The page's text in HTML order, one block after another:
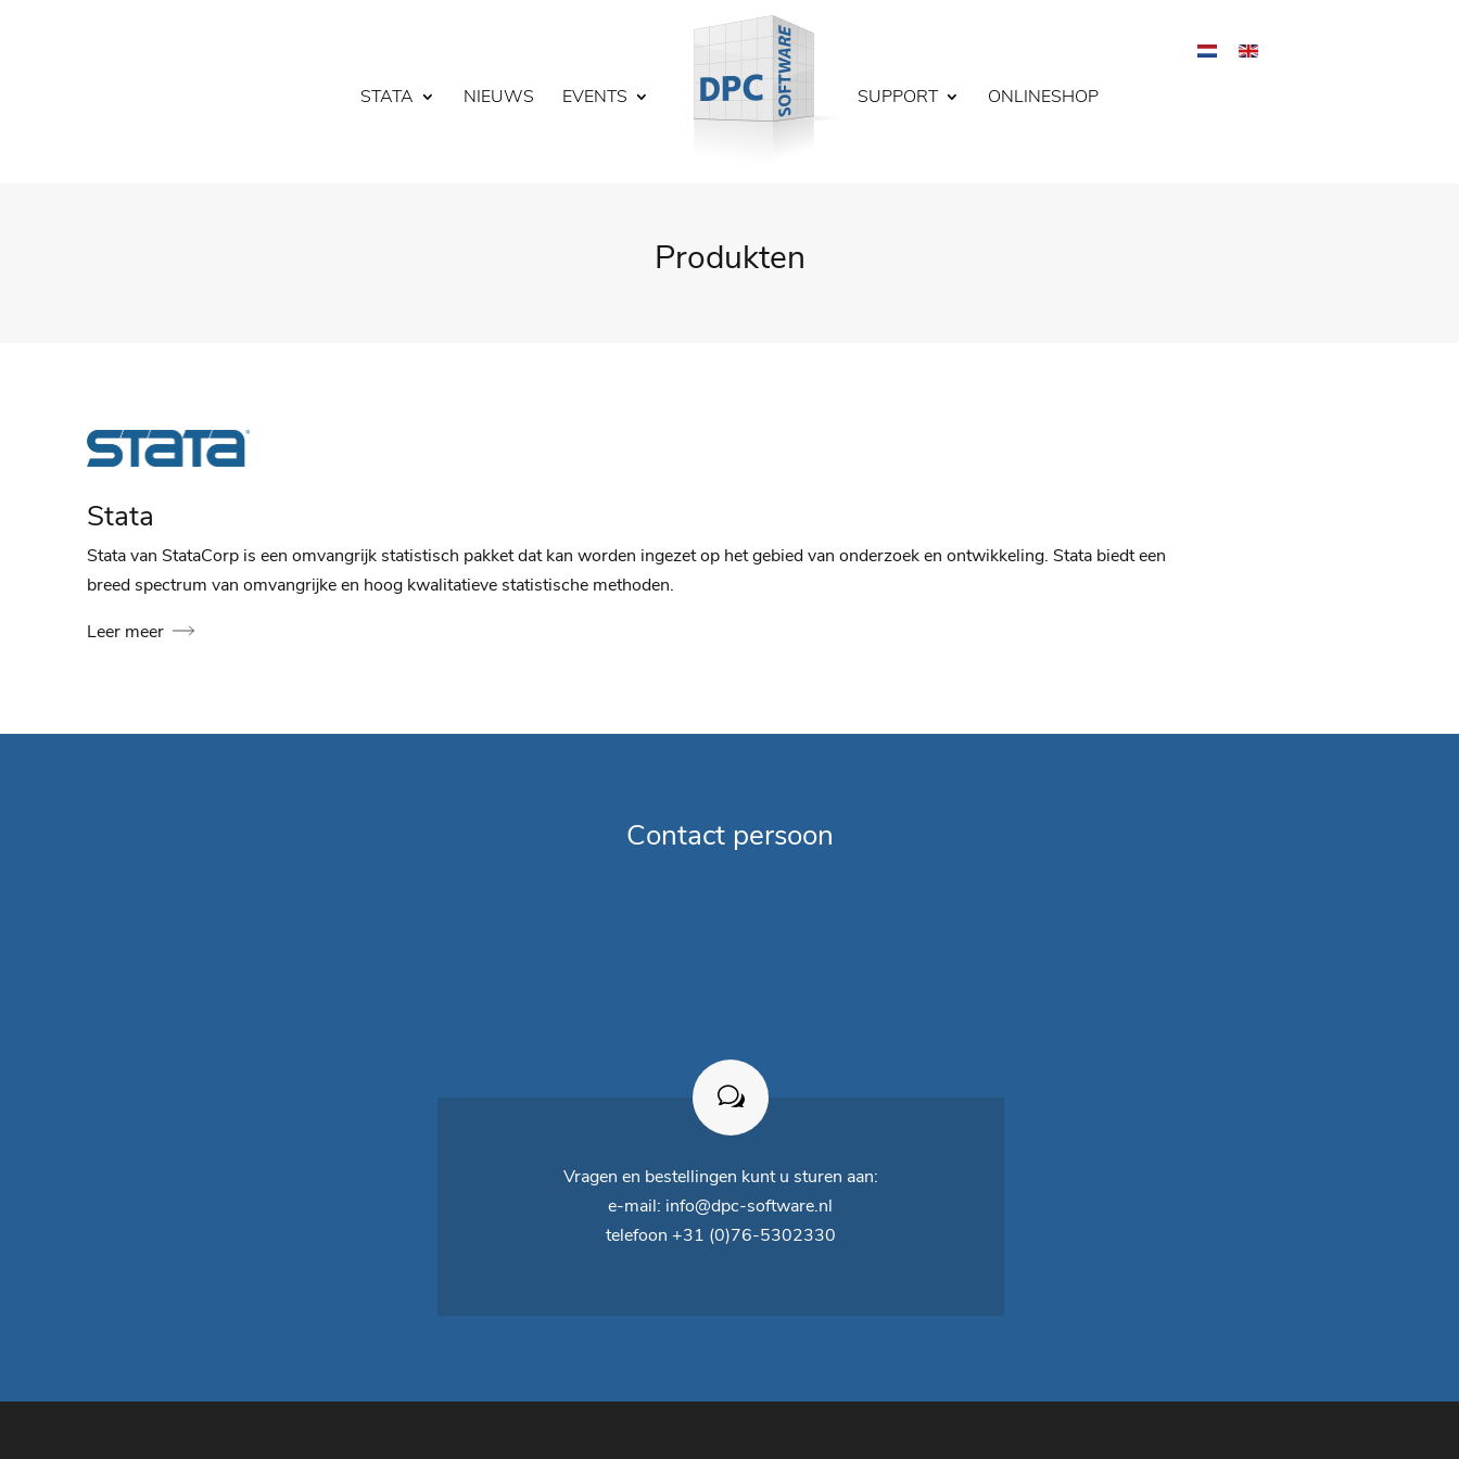
STATA NIEUWS EVENTS SUPPORT ONLINESHOP
Produkten
Stata
Stata van StataCorp is een omvangrijk statistisch pakket dat kan worden ingezet op het gebied van onderzoek en ontwikkeling. Stata biedt een
breed spectrum van omvangrijke en hoog kwalitatieve statistische methoden.
Leer meer
Contact persoon
Vragen en bestellingen kunt u sturen aan:
e-mail: info@dpc-software.nl
telefoon +31 (0)76-5302330